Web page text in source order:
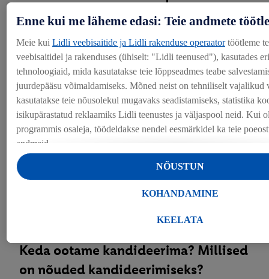
ja 8-17?
Kas saab töötada osalise tööajaga?
Kas töötasu on väljaõppe või katseaja
ajal madalam?
Keda ootame kandideerima? Millised
on nõuded kandideerimiseks?
Enne kui me läheme edasi: Teie andmete
Meie kui Lidli veebisaitide ja Lidli rakenduse operaatortöötleme
veebisaitidel ja rakenduses (ühiselt: "Lidli teenused"), kasutades
tehnoloogiaid, mida kasutatakse teie lõppseadmes teabe
juurdepääsu võimaldamiseks. Mõned neist on tehniliselt vajalikud
kasutatakse teie nõusolekul mugavaks seadistamiseks, statistika
isikupärastatud reklaamiks Lidli teenustes ja väljaspool neid. Kui
programmis osaleja, töödeldakse nendel eesmärkidel ka teie
andmeid.
Rubriigis "Kohandamine" saate lubada üksikuid eesmärke ja leida
andmetöötluse kohta.
Täiendavat teavet, sealhulgas andmete säilitamisperioodi ja teie
KEELATA
KOHANDAMINE
NÕUSTUN